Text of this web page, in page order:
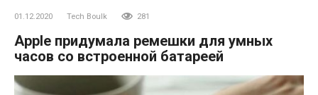
01.12.2020 Tech Boulk 281
Apple придумала ремешки для умных
часов со встроенной батареей